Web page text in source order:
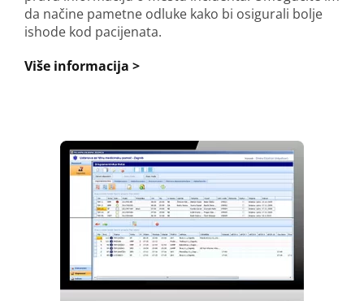
da načine pametne odluke kako bi osigurali bolje
ishode kod pacijenata.
Više informacija >